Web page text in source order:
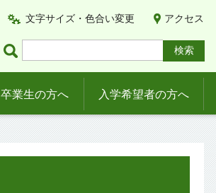
文字サイズ・色合い変更 アクセス
卒業生の方へ 入学希望者の方へ